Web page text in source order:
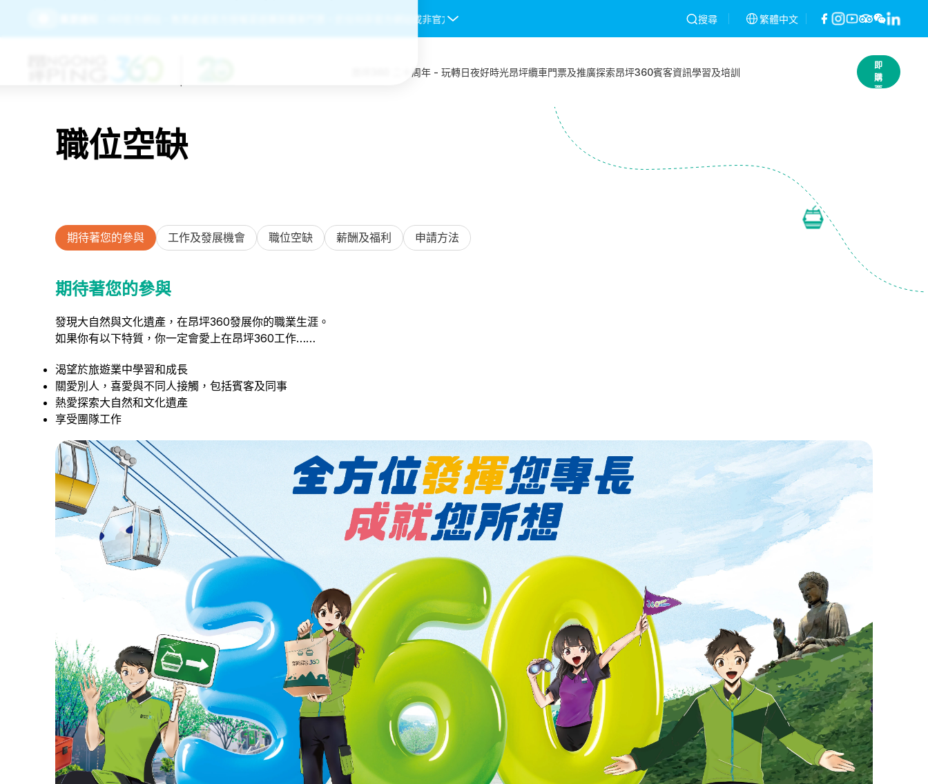
請務必經由昂坪360官方網站、售票處或官方授權渠道購買纜車門票。於任何非官方網站或非官方授權渠道購入的纜車門票均不會被接受，一經發現將予以作廢，不作退款。條款及細則 昂坪360就2026年2月26
搜尋 繁體中文
昂坪360 二十周年 - 玩轉日夜好時光昂坪纜車門票及推廣探索昂坪360賓客資訊學習及培訓
立
即
購
票
職位空缺
期待著您的參與 工作及發展機會 職位空缺 薪酬及福利 申請方法
期待著您的參與
發現大自然與文化遺產，在昂坪360發展你的職業生涯。
如果你有以下特質，你一定會愛上在昂坪360工作……
渴望於旅遊業中學習和成長
關愛別人，喜愛與不同人接觸，包括賓客及同事
熱愛探索大自然和文化遺產
享受團隊工作